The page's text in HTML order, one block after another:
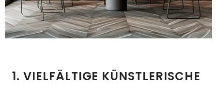
1. VIELFÄLTIGE KÜNSTLERISCHE